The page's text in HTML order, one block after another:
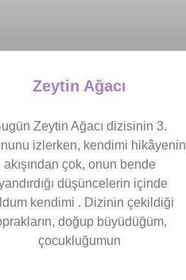
Zeytin Ağacı
Zeytin Ağacı dizisinin 3.
izlerken, kendimi hikâyenin
akışından çok, onun bende
düşüncelerin içinde
kendimi . Dizinin çekildiği
doğup büyüdüğüm,
çocukluğumun